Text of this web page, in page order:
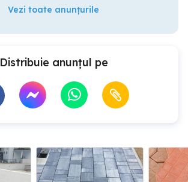
Vezi toate anunțurile
Distribuie anunțul pe